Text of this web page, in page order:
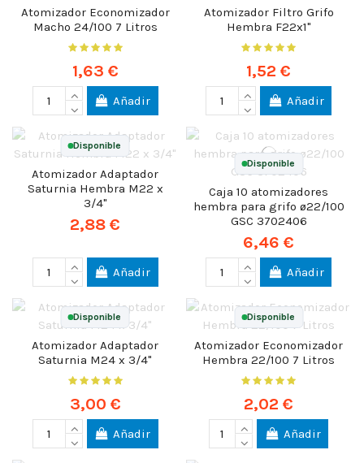
Atomizador Economizador
Macho 24/100 7 Litros
1,63 €
Añadir
Atomizador Filtro Grifo
Hembra F22x1"
1,52 €
Añadir
Disponible
Atomizador Adaptador
Saturnia Hembra M22 x
3/4"
2,88 €
Añadir
Disponible
Caja 10 atomizadores
hembra para grifo ø22/100
GSC 3702406
6,46 €
Añadir
Disponible
Atomizador Adaptador
Saturnia M24 x 3/4"
3,00 €
Añadir
Disponible
Atomizador Economizador
Hembra 22/100 7 Litros
2,02 €
Añadir